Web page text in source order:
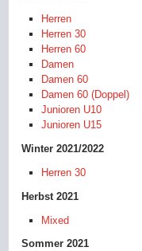
Herren
Herren 30
Herren 60
Damen
Damen 60
Damen 60 (Doppel)
Junioren U10
Junioren U15
Winter 2021/2022
Herren 30
Herbst 2021
Mixed
Sommer 2021